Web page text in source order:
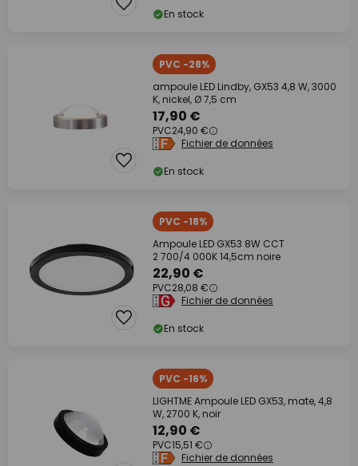
En stock
PVC -28%
ampoule LED Lindby, GX53 4,8 W, 3000
K, nickel, Ø 7,5 cm
17,90 €
PVC24,90 €
Fichier de données
En stock
PVC -18%
Ampoule LED GX53 8W CCT
2 700/4 000K 14,5cm noire
22,90 €
PVC28,08 €
Fichier de données
En stock
PVC -16%
LIGHTME Ampoule LED GX53, mate, 4,8
W, 2700 K, noir
12,90 €
PVC15,51 €
Fichier de données